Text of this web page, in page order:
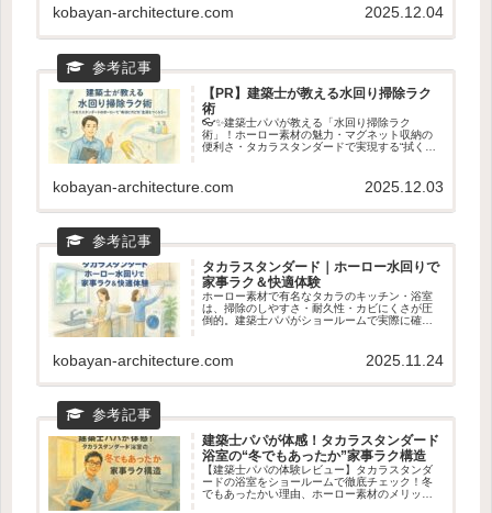
紹介。ショールームで確認すべきポイントもわ
かる！
kobayan-architecture.com 2025.12.04
【PR】建築士が教える水回り掃除ラク
術
👓✨建築士パパが教える「水回り掃除ラク
術」！ホーロー素材の魅力・マグネット収納の
便利さ・タカラスタンダードで実現する“拭くだ
🧼
kobayan-architecture.com 2025.12.03
タカラスタンダード｜ホーロー水回りで
家事ラク＆快適体験
ホーロー素材で有名なタカラのキッチン・浴室
は、掃除のしやすさ・耐久性・カビにくさが圧
倒的。建築士パパがショールームで実際に確認
でおきたい家事ラクの知恵🧽✨
kobayan-architecture.com 2025.11.24
建築士パパが体感！タカラスタンダード
浴室の“冬でもあったか”家事ラク構造
【建築士パパの体験レビュー】タカラスタンダ
ードの浴室をショールームで徹底チェック！冬
でもあったかい理由、ホーロー素材のメリッ